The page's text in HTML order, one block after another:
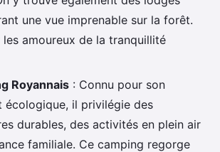
une vue imprenable sur la forêt.
amoureux de la tranquillité
Royannais : Connu pour son
écologique, il privilégie des
durables, des activités en plein air
familiale. Ce camping regorge